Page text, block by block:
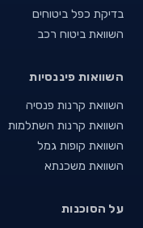
בדיקת כפל ביטוחים
השוואת ביטוח רכב
השוואות פיננסיות
השוואת קרנות פנסיה
השוואת קרנות השתלמות
השוואת קופות גמל
השוואת משכנתא
על הסוכנות